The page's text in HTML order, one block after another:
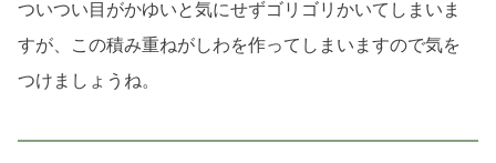
ついつい目がかゆいと気にせずゴリゴリかいてしまいま
すが、この積み重ねがしわを作ってしまいますので気を
つけましょうね。